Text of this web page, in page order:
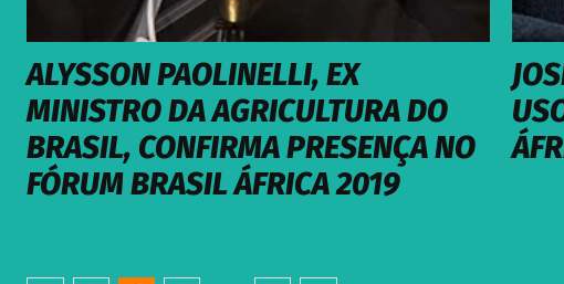
ALYSSON PAOLINELLI, EX
MINISTRO DA AGRICULTURA DO
BRASIL, CONFIRMA PRESENÇA NO
FÓRUM BRASIL ÁFRICA 2019